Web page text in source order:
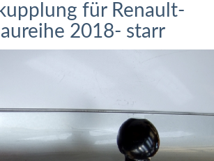
für Renault-
2018- starr